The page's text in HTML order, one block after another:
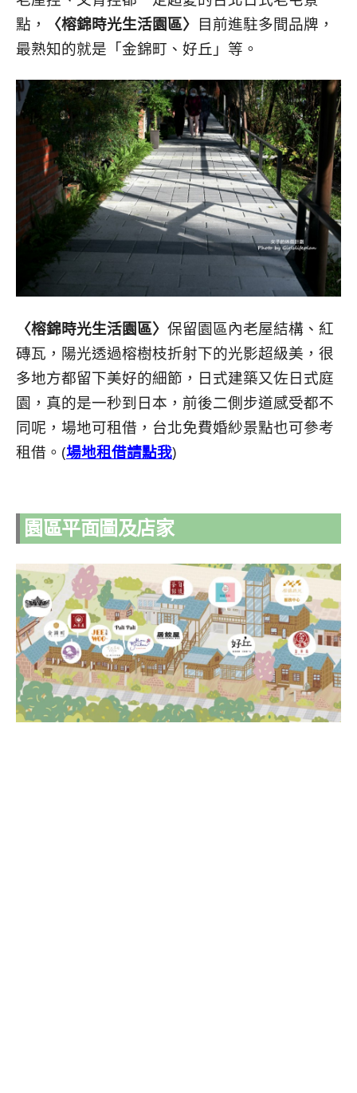
點，
〈榕錦時光生活園區〉 目前進駐多間品牌，
最熟知的就是「金錦町、好丘」等。
〈榕錦時光生活園區〉 保留園區內老屋結構、紅
磚瓦，陽光透過榕樹枝折射下的光影超級美，很
多地方都留下美好的細節，日式建築又佐日式庭
園，真的是一秒到日本，前後二側步道感受都不
同呢，場地可租借，台北免費婚紗景點也可參考
租借。(場地租借請點我)
園區平面圖及店家